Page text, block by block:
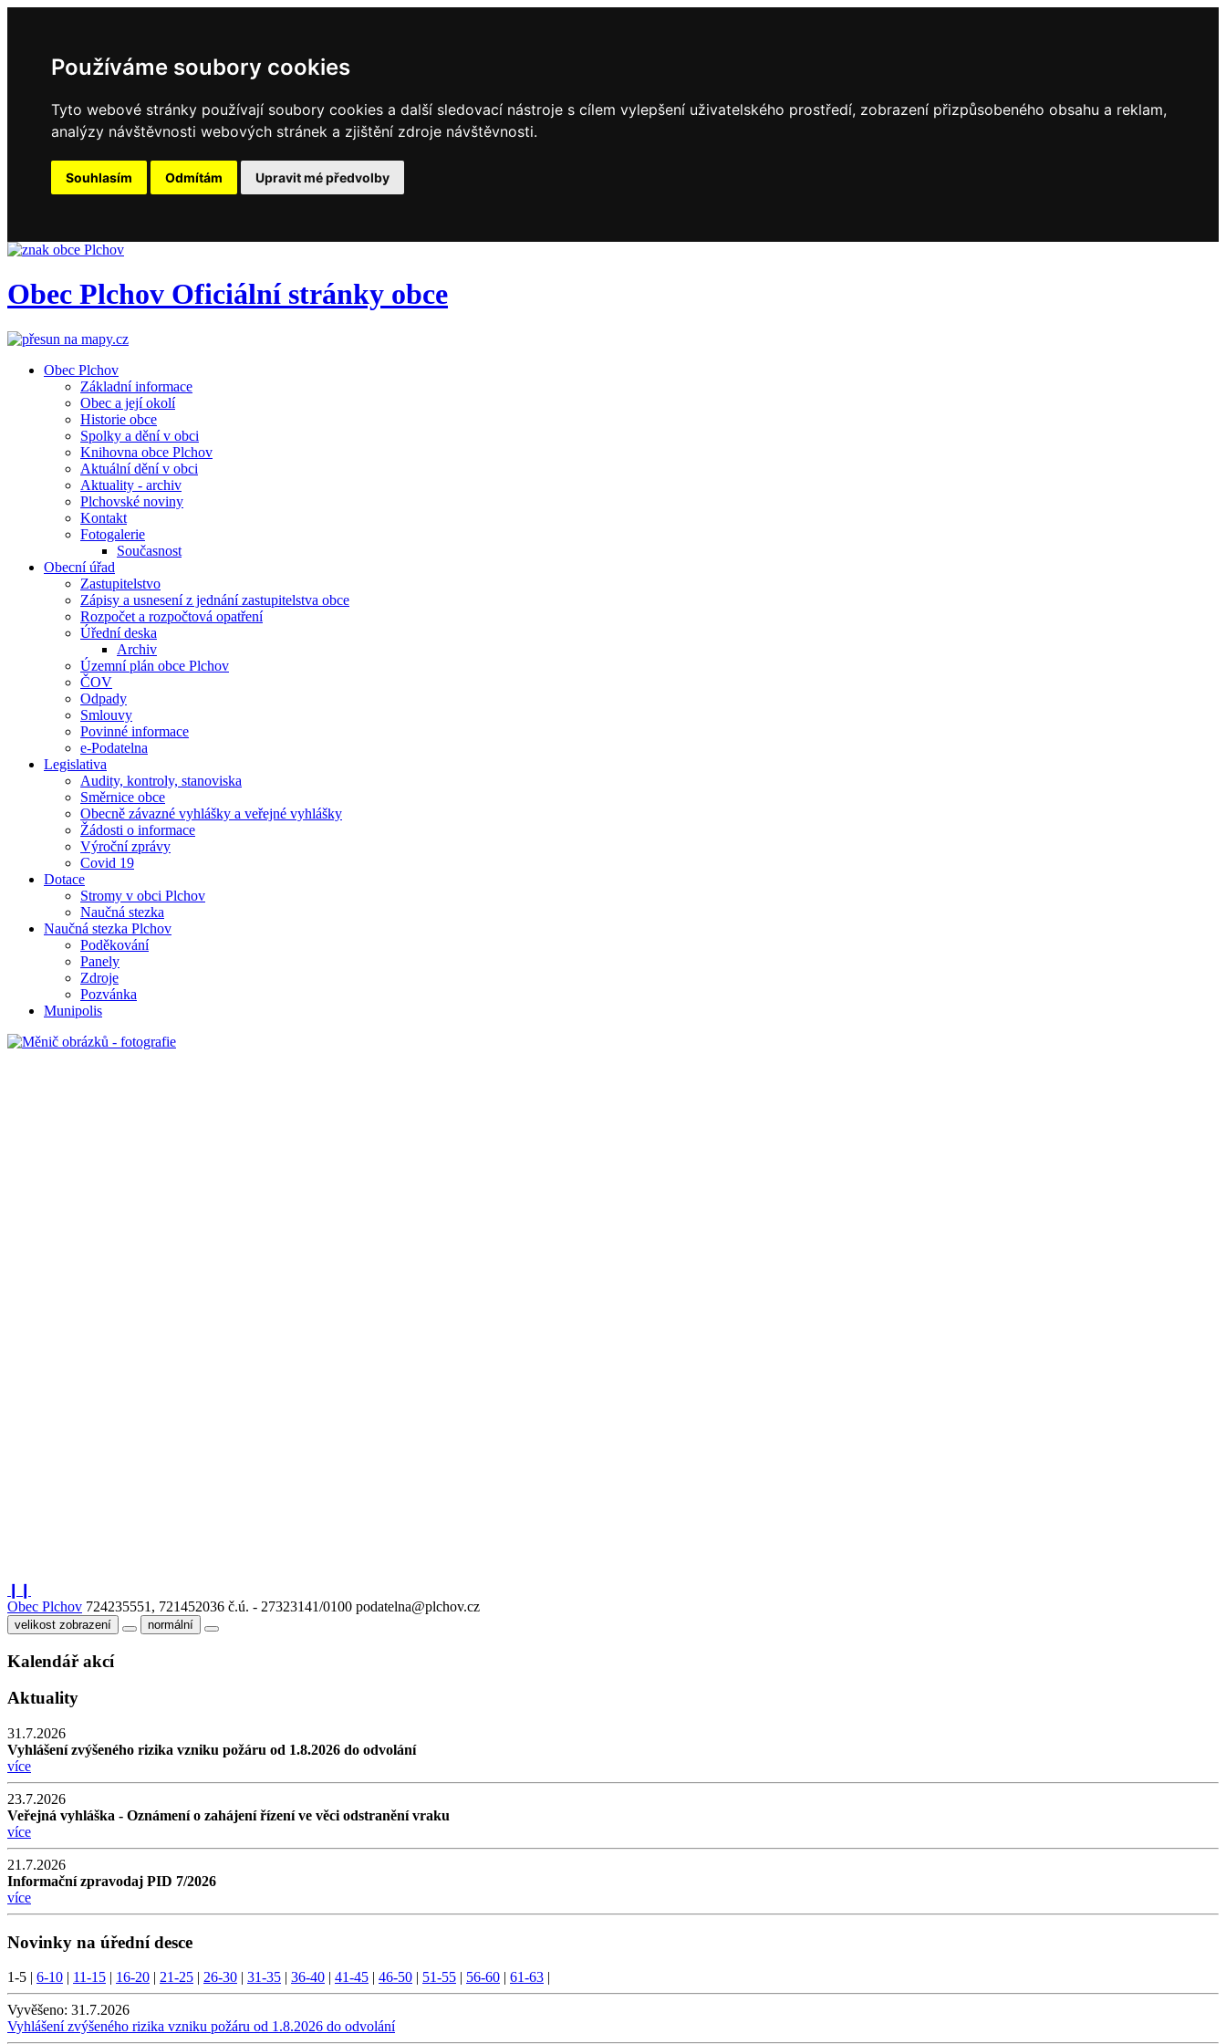
Používáme soubory cookies
Tyto webové stránky používají soubory cookies a další sledovací nástroje s cílem vylepšení uživatelského prostředí, zobrazení přizpůsobeného obsahu a reklam,
analýzy návštěvnosti webových stránek a zjištění zdroje návštěvnosti.
Souhlasím Odmítám Upravit mé předvolby
Obec Plchov Oficiální stránky obce
Obec Plchov
Základní informace
Obec a její okolí
Historie obce
Spolky a dění v obci
Knihovna obce Plchov
Aktuální dění v obci
Aktuality - archiv
Plchovské noviny
Kontakt
Fotogalerie
Současnost
Obecní úřad
Zastupitelstvo
Zápisy a usnesení z jednání zastupitelstva obce
Rozpočet a rozpočtová opatření
Úřední deska
Archiv
Územní plán obce Plchov
ČOV
Odpady
Smlouvy
Povinné informace
e-Podatelna
Legislativa
Audity, kontroly, stanoviska
Směrnice obce
Obecně závazné vyhlášky a veřejné vyhlášky
Žádosti o informace
Výroční zprávy
Covid 19
Dotace
Stromy v obci Plchov
Naučná stezka
Naučná stezka Plchov
Poděkování
Panely
Zdroje
Pozvánka
Munipolis
Obec Plchov 724235551, 721452036 č.ú. - 27323141/0100 podatelna@plchov.cz
velikost zobrazení normální
Kalendář akcí
Aktuality
31.7.2026
Vyhlášení zvýšeného rizika vzniku požáru od 1.8.2026 do odvolání
více
23.7.2026
Veřejná vyhláška - Oznámení o zahájení řízení ve věci odstranění vraku
více
21.7.2026
Informační zpravodaj PID 7/2026
více
Novinky na úřední desce
1-5 6-10 11-15 16-20 21-25 26-30 31-35 36-40 41-45 46-50 51-55 56-60 61-63
Vyvěšeno: 31.7.2026
Vyhlášení zvýšeného rizika vzniku požáru od 1.8.2026 do odvolání